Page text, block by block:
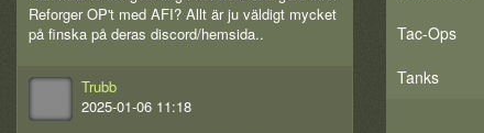
Reforger OP't med AFI? Allt är ju väldigt mycket
på finska på deras discord/hemsida..
Trubb
2025-01-06 11:18
Tac-Ops
Tanks